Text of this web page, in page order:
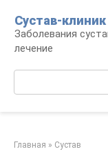
контенту
Сустав-клиник
Заболевания
лечение
Главная » Сустав